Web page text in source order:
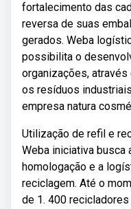
fortalecimento das
reversa de suas
gerados. Weba
possibilita o
organizações,
os resíduos
empresa natura
Utilização de refil e
Weba iniciativa busca
homologação e a
reciclagem. Até o
de 1. 400